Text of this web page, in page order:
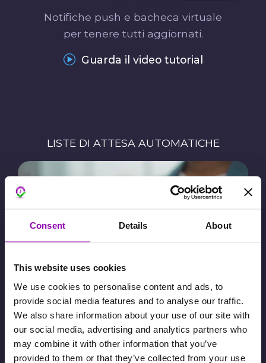
Consent Details About
This website uses cookies
We use cookies to personalise content and ads, to
provide social media features and to analyse our traffic.
We also share information about your use of our site with
our social media, advertising and analytics partners who
may combine it with other information that you’ve
provided to them or that they’ve collected from your use
Notifiche push e bacheca virtuale
per tenere tutti aggiornati.
Guarda il video tutorial
LISTE DI ATTESA AUTOMATICHE
Quando un’attività è completa, i clienti
entrano in lista d’attesa e vengono avvisati
automaticamente se si libera un posto.